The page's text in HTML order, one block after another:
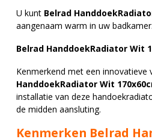
U kunt Belrad
aangenaam warm in uw badkamer.
Belrad HanddoekRadiator Wit
Kenmerkend met een
HanddoekRadiator Wit
installatie van deze
de midden aansluting.
Kenmerken Belrad